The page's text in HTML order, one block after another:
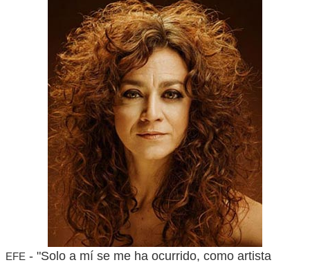
EFE - "Solo a mí se me ha ocurrido, como artista